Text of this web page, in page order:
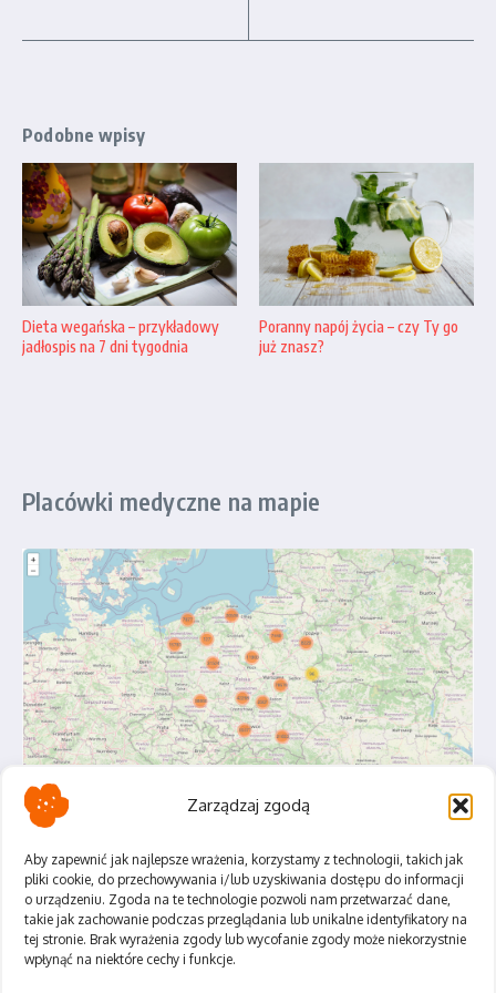
Zarządzaj zgodą
Aby zapewnić jak najlepsze wrażenia, korzystamy z technologii, takich jak
pliki cookie, do przechowywania i/lub uzyskiwania dostępu do informacji
o urządzeniu. Zgoda na te technologie pozwoli nam przetwarzać dane,
takie jak zachowanie podczas przeglądania lub unikalne identyfikatory na
tej stronie. Brak wyrażenia zgody lub wycofanie zgody może niekorzystnie
wpłynąć na niektóre cechy i funkcje.
Podobne wpisy
Dieta wegańska – przykładowy
jadłospis na 7 dni tygodnia
Poranny napój życia – czy Ty go
już znasz?
Placówki medyczne na mapie
Polityka Prywatności
Regulamin